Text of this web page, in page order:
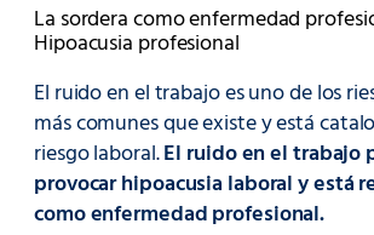
La sordera como enfermedad
Hipoacusia profesional
El ruido en el trabajo es uno de los
más comunes que existe y está
riesgo laboral.El ruido en el trabajo
provocar hipoacusia laboral y está
como enfermedad profesional.